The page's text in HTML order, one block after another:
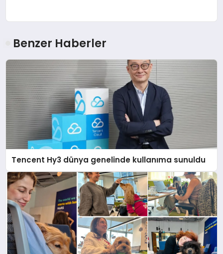
Benzer Haberler
Tencent Hy3 dünya genelinde kullanıma sunuldu